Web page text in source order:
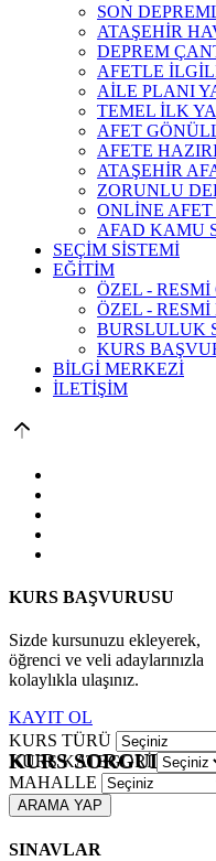
SON
ATAŞEHİR
DEPREM
AFETLE
AİLE PLANI
TEMEL İLK
AFET
AFETE
ATAŞEHİR
ZORUNLU
ONLİNE
AFAD KAMU
SEÇİM SİSTEMİ
EĞİTİM
ÖZEL -
ÖZEL -
BURSLULUK
KURS
BİLGİ MERKEZİ
İLETİŞİM
KURS BAŞVURUSU
Sizde kursunuzu ekleyerek,
öğrenci ve veli adaylarınızla
kolaylıkla ulaşınız.
KAYIT OL
KURS SORGULAMA
KURS TÜRÜ
KURS KATEGORİ
MAHALLE
ARAMA YAP
SINAVLAR